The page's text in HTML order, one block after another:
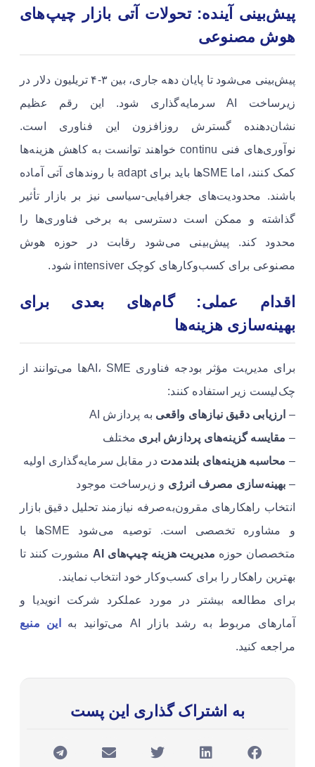
پیش‌بینی آینده: تحولات آتی بازار چیپ‌های
هوش مصنوعی
پیش‌بینی می‌شود تا پایان دهه جاری، بین ۳-۴ تریلیون دلار در
زیرساخت AI سرمایه‌گذاری شود. این رقم عظیم
نشان‌دهنده گسترش روزافزون این فناوری است.
نوآوری‌های فنی continu خواهند توانست به کاهش هزینه‌ها
کمک کنند، اما SMEها باید برای adapt با روندهای آتی آماده
باشند. محدودیت‌های جغرافیایی-سیاسی نیز بر بازار تأثیر
گذاشته و ممکن است دسترسی به برخی فناوری‌ها را
محدود کند. پیش‌بینی می‌شود رقابت در حوزه هوش
مصنوعی برای کسب‌وکارهای کوچک intensiver شود.
اقدام عملی: گام‌های بعدی برای
بهینه‌سازی هزینه‌ها
برای مدیریت مؤثر بودجه فناوری AI، SMEها می‌توانند از
چک‌لیست زیر استفاده کنند:
– ارزیابی دقیق نیازهای واقعی به پردازش AI
– مقایسه گزینه‌های پردازش ابری مختلف
– محاسبه هزینه‌های بلندمدت در مقابل سرمایه‌گذاری اولیه
– بهینه‌سازی مصرف انرژی و زیرساخت موجود
انتخاب راهکارهای مقرون‌به‌صرفه نیازمند تحلیل دقیق بازار
و مشاوره تخصصی است. توصیه می‌شود SMEها با
متخصصان حوزه مدیریت هزینه چیپ‌های AI
مشورت کنند تا
بهترین راهکار را برای کسب‌وکار خود انتخاب نمایند.
برای مطالعه بیشتر در مورد عملکرد شرکت انویدیا و
آمارهای مربوط به رشد بازار AI می‌توانید به
این منبع
مراجعه کنید.
به اشتراک گذاری این پست